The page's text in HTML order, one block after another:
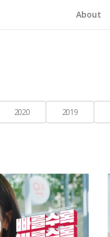
About
2020 2019